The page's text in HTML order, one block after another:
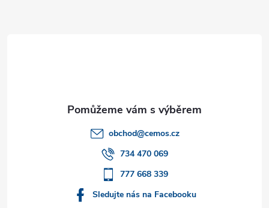
obchod@cemos.cz
734 470 069
777 668 339
Sledujte nás na Facebooku